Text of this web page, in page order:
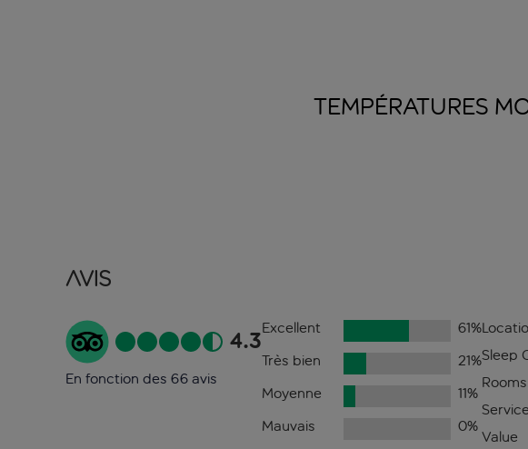
TEMPÉRATURES
Avis
4.3
En fonction des 66 avis
Excellent 61%
Très bien
21%
Moyenne
11%
Mauvais
0%
Sleep
Rooms
Service
Value